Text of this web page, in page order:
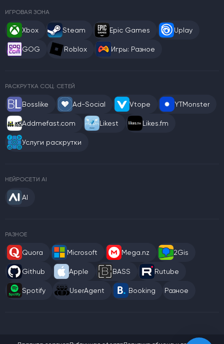
ИГРОВАЯ ЗОНА
Xbox Steam Epic Games Uplay
GOG Roblox Игры: Разное
РАСКРУТКА СОЦ. СЕТЕЙ
Bosslike Ad-Social Vtope YTMonster
Addmefast.com Likest Likes.fm
Услуги раскрутки
НЕЙРОСЕТИ AI
AI
РАЗНОЕ
Quora Microsoft Mega.nz 2Gis
Github Apple BASS Rutube
Spotify UserAgent Booking Разное